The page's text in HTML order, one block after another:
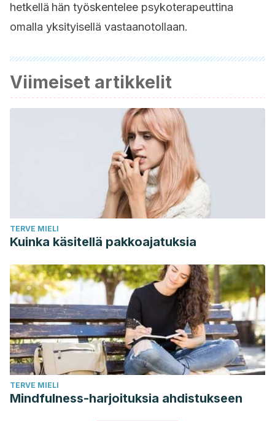
hetkellä hän työskentelee psykoterapeuttina
omalla yksityisellä vastaanotollaan.
Viimeiset artikkelit
TERVE MIELI
Kuinka käsitellä pakkoajatuksia
TERVE MIELI
Mindfulness-harjoituksia ahdistukseen